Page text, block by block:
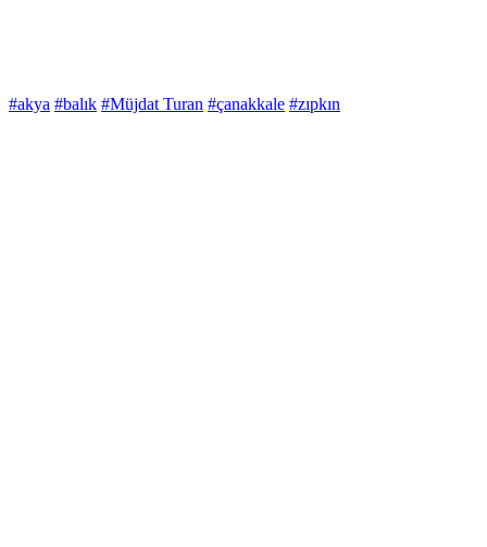
#akya #balık #Müjdat Turan #çanakkale #zıpkın